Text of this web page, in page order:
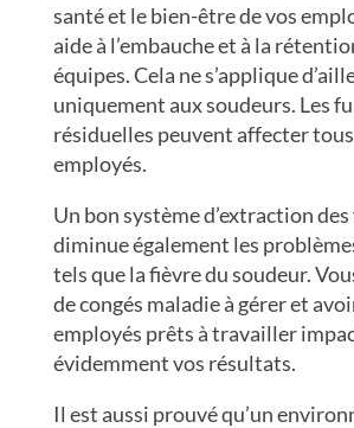
santé et le bien-être de vos
aide à l’embauche et à la
équipes. Cela ne s’applique
uniquement aux soudeurs. Les
résiduelles peuvent affecter
employés.
Un bon système d’extraction
diminue également les
tels que la fièvre du soudeur.
de congés maladie à gérer et
employés prêts à travailler
évidemment vos résultats.
Il est aussi prouvé qu’un